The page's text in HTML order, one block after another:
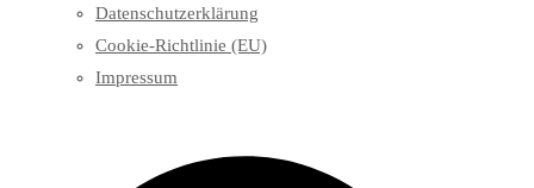
Datenschutzerklärung
Cookie-Richtlinie (EU)
Impressum